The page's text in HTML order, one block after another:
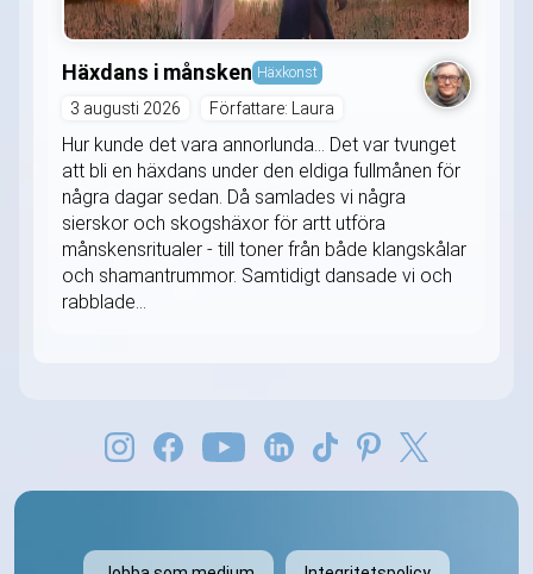
Häxdans i månsken Häxkonst
3 augusti 2026 Författare: Laura
Hur kunde det vara annorlunda... Det var tvunget
att bli en häxdans under den eldiga fullmånen för
några dagar sedan. Då samlades vi några
sierskor och skogshäxor för artt utföra
månskensritualer - till toner från både klangskålar
och shamantrummor. Samtidigt dansade vi och
rabblade...